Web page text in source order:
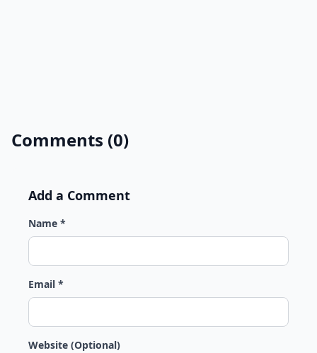
Comments (0)
Add a Comment
Name *
Email *
Website (Optional)